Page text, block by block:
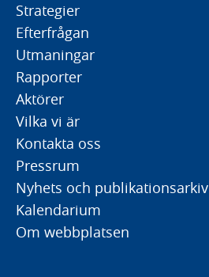
Strategier
Efterfrågan
Utmaningar
Rapporter
Aktörer
Vilka vi är
Kontakta oss
Pressrum
Nyhets och publikationsarkiv
Kalendarium
Om webbplatsen